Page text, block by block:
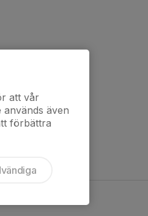
att vår
även
förbättra